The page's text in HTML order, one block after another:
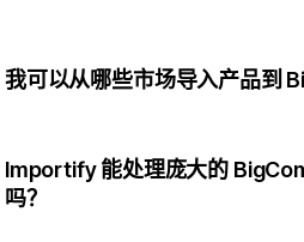
入工具，BigCommerce 也是
我可以从哪些市场导入产品到
AliExpress、Amazon、Alibaba、
1688、DHgate 和 Walmart。完整
Importify 能处理庞大的
吗？